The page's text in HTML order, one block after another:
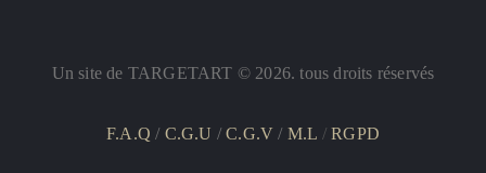
Un site de TARGETART © 2026. tous droits réservés
F.A.Q / C.G.U /C.G.V/ M.L /RGPD